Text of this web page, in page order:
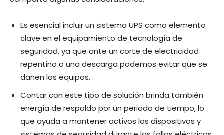
Es esencial incluir un sistema UPS como elemento
clave en el equipamiento de tecnología de
seguridad, ya que ante un corte de electricidad
repentino o una descarga podemos evitar que se
dañen los equipos.
Contar con este tipo de solución brinda también
energía de respaldo por un periodo de tiempo, lo
que ayuda a mantener activos los dispositivos y